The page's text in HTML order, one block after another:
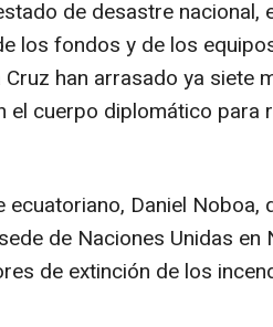
de desastre nacional,
los fondos y de los
han arrasado ya siete
el cuerpo diplomático para
Daniel Noboa,
de Naciones Unidas en
de extinción de los